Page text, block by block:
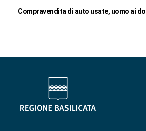
Compravendita di auto usate, uomo ai